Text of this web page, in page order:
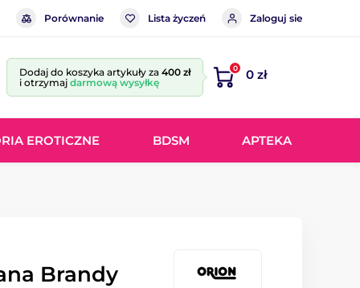
Porównanie Lista życzeń Zaloguj sie
Dodaj do koszyka artykuły za 400 zł
i otrzymaj darmową wysyłkę
0 0 zł
EROTICZNE BDSM APTEKA
Brandy